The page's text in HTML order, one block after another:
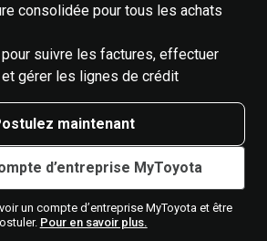
consolidée pour tous les achats
suivre les factures, effectuer
gérer les lignes de crédit
maintenant
d’entreprise MyToyota
un compte d’entreprise MyToyota et être
Pour en savoir plus.